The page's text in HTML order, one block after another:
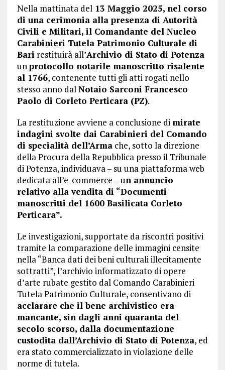
Nella mattinata del13 Maggio 2025, nel corso
di una cerimonia alla presenza di Autorità
Civili e Militari, il Comandante del Nucleo
Carabinieri Tutela Patrimonio Culturale di
Bari restituirà all’Archivio di Stato di Potenza
unprotocollo notarile manoscritto risalente
al 1766, contenente tutti gli atti rogati nello
stesso anno dalNotaio Sarconi Francesco
Paolo di Corleto Perticara (PZ).
La restituzione avviene a conclusione di mirate
indagini svolte dai Carabinieri del Comando
di specialità dell’Armache, sotto la direzione
della Procura della Repubblica presso il Tribunale
di Potenza, individuava – su una piattaforma web
dedicata all’e-commerce – un annuncio
relativo alla vendita di “Documenti
manoscritti del 1600 Basilicata Corleto
Perticara”.
Le investigazioni, supportate da riscontri positivi
tramite la comparazione delle immagini censite
nella “Banca dati dei beni culturali illecitamente
sottratti”, l’archivio informatizzato di opere
d’arte rubate gestito dal Comando Carabinieri
Tutela Patrimonio Culturale, consentivano di
acclarare che il bene archivistico era
mancante, sin dagli anni quaranta del
secolo scorso, dalla documentazione
custodita dall’Archivio di Stato di Potenza, ed
era stato commercializzato in violazione delle
norme di tutela.